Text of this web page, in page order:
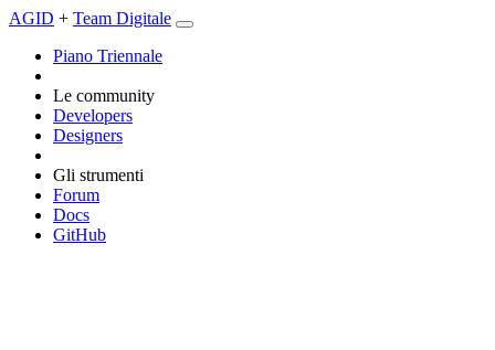
AGID + Team Digitale
Piano Triennale
Le community
Developers
Designers
Gli strumenti
Forum
Docs
GitHub